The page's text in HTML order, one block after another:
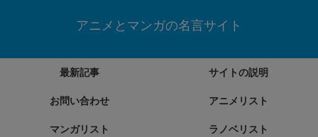
アニメとマンガの名言サイト
最新記事 サイトの説明
お問い合わせ アニメリスト
マンガリスト ラノベリスト